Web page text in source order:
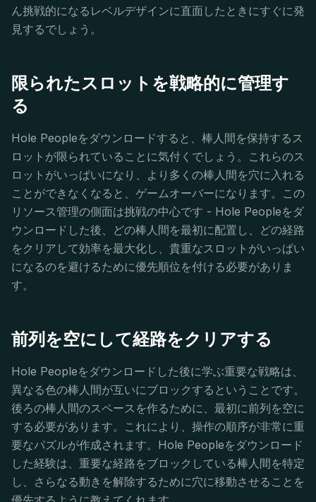
ん挑戦的になるレベルデザインに直面したときにすぐに発
見するでしょう。
限られたスロットを戦略的に管理す
る
Hole Peopleをダウンロードすると、棒人間を保持するス
ロットが限られていることに気付くでしょう。これらのス
ロットがいっぱいになり、より多くの棒人間を穴に入れる
ことができなくなると、ゲームオーバーになります。この
リソース管理の側面は挑戦の中心です - Hole Peopleをダ
ウンロードした後、どの棒人間を最初に配置し、どの経路
をクリアして効率を最大化し、貴重なスロットがいっぱい
になるのを避けるために優先順位を付ける必要がありま
す。
前列を空にして経路をクリアする
Hole Peopleをダウンロードした後に学ぶ重要な戦略は、
異なる色の棒人間が互いにブロックするということです。
後ろの棒人間のスペースを作るために、最初に前列を空に
する必要があります。これにより、操作の順序が非常に重
要なパズルが作成されます。Hole Peopleをダウンロード
した経験は、重要な経路をブロックしている棒人間を特定
し、さらなる動きを解除するために穴に移動させることを